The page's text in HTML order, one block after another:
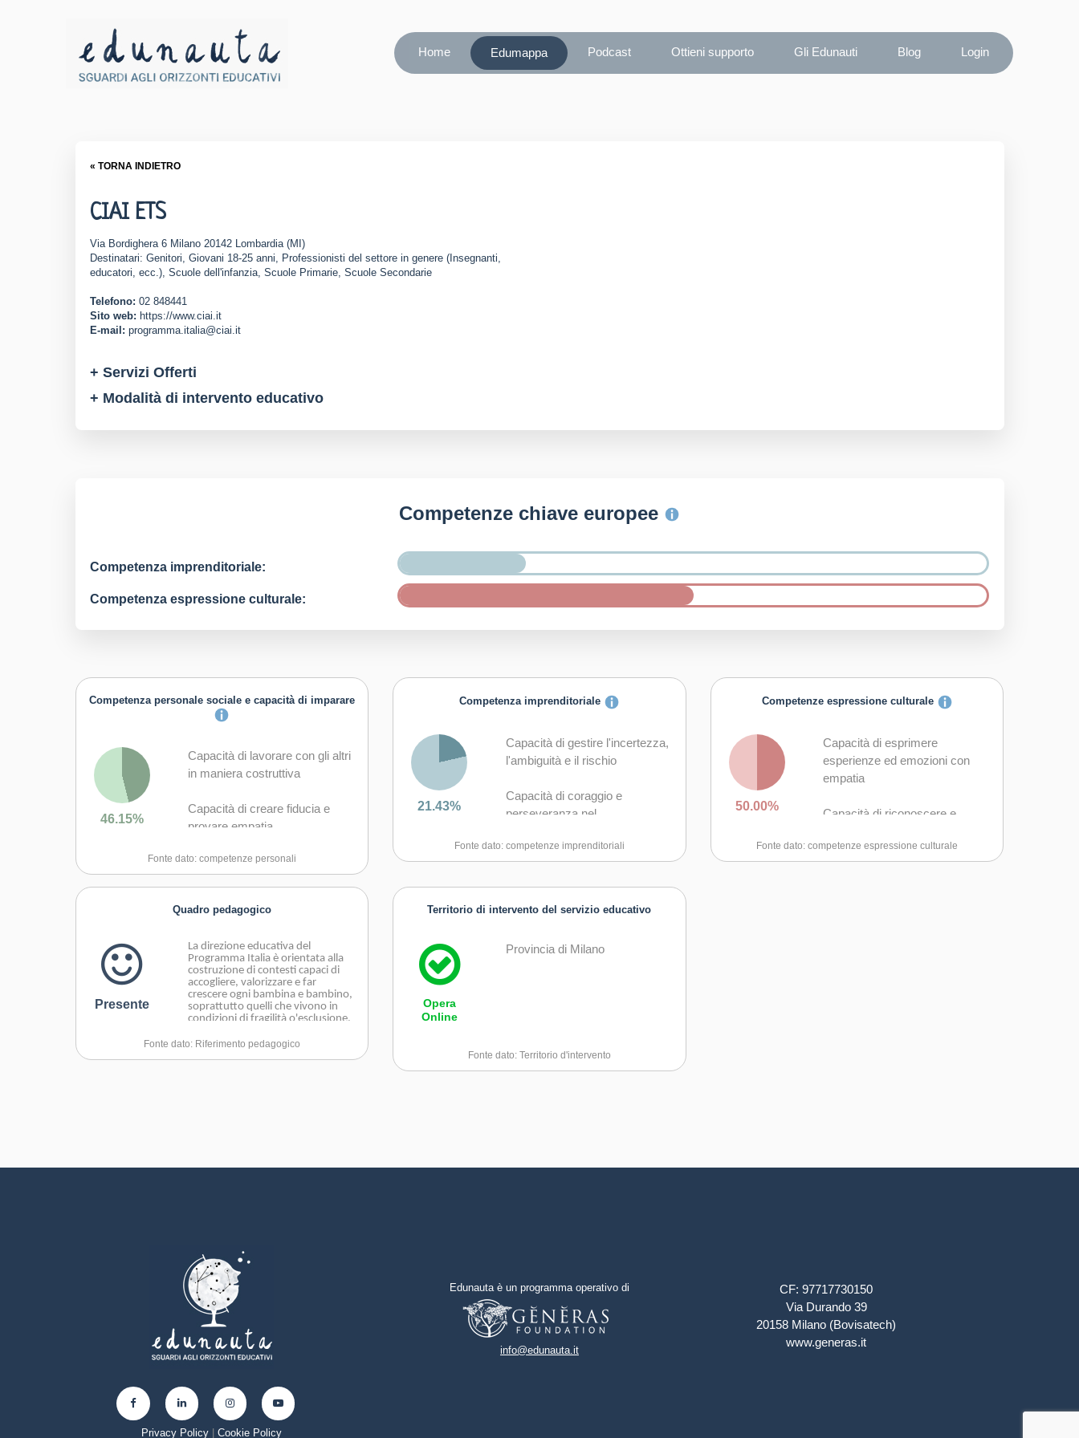
Home Edumappa Podcast Ottieni supporto Gli Edunauti Blog Login
« TORNA INDIETRO
CIAI ETS
Via Bordighera 6 Milano 20142 Lombardia (MI)
Destinatari: Genitori, Giovani 18-25 anni, Professionisti del settore in genere (Insegnanti,
educatori, ecc.), Scuole dell'infanzia, Scuole Primarie, Scuole Secondarie
Telefono: 02 848441
Sito web: https://www.ciai.it
E-mail: programma.italia@ciai.it
+ Servizi Offerti
+ Modalità di intervento educativo
Competenze chiave europee
Competenza imprenditoriale:
Competenza espressione culturale:
Competenza personale sociale e capacità di imparare
46.15%
Capacità di lavorare con gli altri
in maniera costruttiva
Capacità di creare fiducia e
provare empatia
Capacità di esprimere e
comprendere punti di vista
Capacità di gestire il proprio
apprendimento e la propria
carriera
Capacità di mantenersi resilienti
Fonte dato: competenze personali
Competenza imprenditoriale
21.43%
Capacità di gestire l'incertezza,
l'ambiguità e il rischio
Capacità di coraggio e
perseveranza nel
Capacità di motivare gli altri e
valorizzare le loro idee, di
Fonte dato: competenze imprenditoriali
Competenze espressione culturale
50.00%
Capacità di esprimere
esperienze ed emozioni con
empatia
Capacità di riconoscere e
valorizzazione personale,
sociale o commerciale
Fonte dato: competenze espressione culturale
Quadro pedagogico
Presente
La direzione educativa del
Programma Italia è orientata alla
costruzione di contesti capaci di
accogliere, valorizzare e far
crescere ogni bambina e bambino,
soprattutto quelli che vivono in
condizioni di fragilità o'esclusione.
promozione dei diritti e
aiutandoli a esercitare i propri
diritti nella quotidianità.
L’approccio CIAIPE si fonda sui
principi della Psicologia Della
Famiglia, sulla Psicologia del Ciclo
di Vita e delle Dinamiche
Familiari.A questi si accompagna
l’esperienza con la Psicologia
#comeunfiglio.
Fonte dato: Riferimento pedagogico
Territorio di intervento del servizio educativo
Opera
Online
Provincia di Milano
Fonte dato: Territorio d'intervento
Privacy Policy |Cookie Policy
Edunauta è un programma operativo di
info@edunauta.it
CF: 97717730150
Via Durando 39
20158 Milano (Bovisatech)
www.generas.it